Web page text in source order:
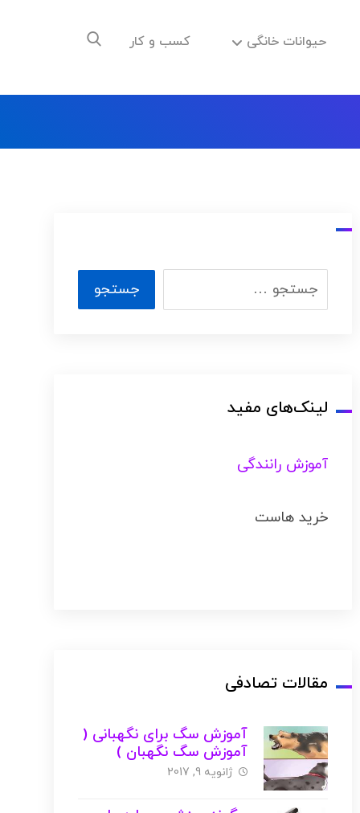
حیوانات خانگی کسب و کار
لینک‌های مفید
آموزش رانندگی
خرید هاست
مقالات تصادفی
آموزش سگ برای نگهبانی (
آموزش سگ نگهبان )
ژانویه 9, 2017